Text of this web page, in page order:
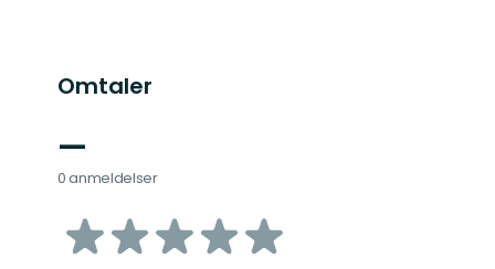
Omtaler
—
0 anmeldelser
av